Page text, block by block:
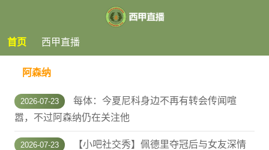
首页 西甲直播
阿森纳
2026-07-23
每体：今夏尼科身边不再有转会传闻喧
嚣，不过阿森纳仍在关注他
2026-07-23
【小吧社交秀】佩德里夺冠后与女友深情